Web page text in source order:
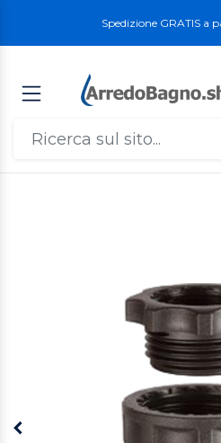
Spedizione GRATIS a